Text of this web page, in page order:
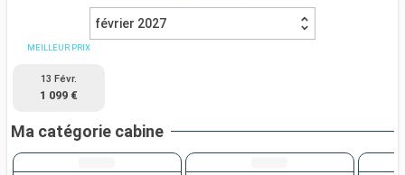
février 2027
MEILLEUR PRIX
13 Févr.
1 099 €
Ma catégorie cabine